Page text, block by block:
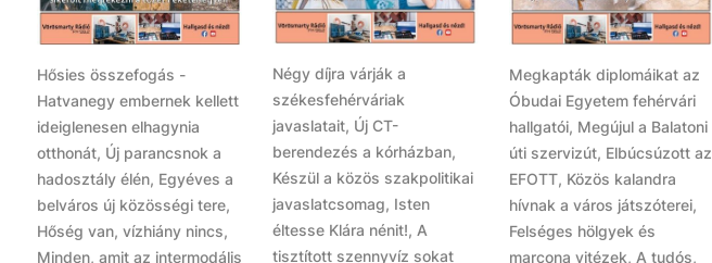
Hősies összefogás -
Hatvanegy embernek kellett
ideiglenesen elhagynia
otthonát, Új parancsnok a
hadosztály élén, Egyéves a
belváros új közösségi tere,
Hőség van, vízhiány nincs,
Minden, amit az intermodális
Négy díjra várják a
székesfehérváriak
javaslatait, Új CT-
berendezés a kórházban,
Készül a közös szakpolitikai
javaslatcsomag, Isten
éltesse Klára nénit!, A
tisztított szennyvíz sokat
Megkapták diplomáikat az
Óbudai Egyetem fehérvári
hallgatói, Megújul a Balatoni
úti szervizút, Elbúcsúzott az
EFOTT, Közös kalandra
hívnak a város játszóterei,
Felséges hölgyek és
marcona vitézek, A tudós,